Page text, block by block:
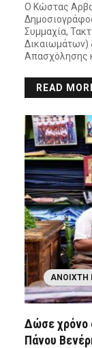
Ο Κώστας
Συμμαχία,
Δικαιωμάτων)
Απασχόλησης
READ
ΑΝΟΙΧΤΉ
Δώσε χρόνο
Πάνου